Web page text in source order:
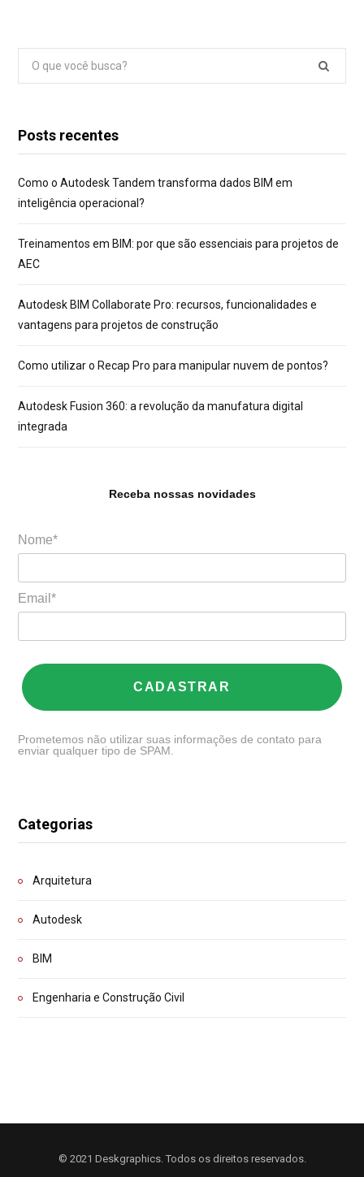
Posts recentes
Como o Autodesk Tandem transforma dados BIM em
inteligência operacional?
Treinamentos em BIM: por que são essenciais para projetos de
AEC
Autodesk BIM Collaborate Pro: recursos, funcionalidades e
vantagens para projetos de construção
Como utilizar o Recap Pro para manipular nuvem de pontos?
Autodesk Fusion 360: a revolução da manufatura digital
integrada
Receba nossas novidades
Nome*
Email*
CADASTRAR
Prometemos não utilizar suas informações de contato para
enviar qualquer tipo de SPAM.
Categorias
Arquitetura
Autodesk
BIM
Engenharia e Construção Civil
© 2021 Deskgraphics. Todos os direitos reservados.